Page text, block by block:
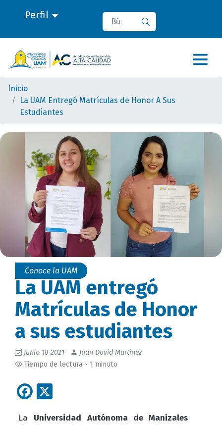
Perfil Buscar
Inicio
La UAM Entregó Matrículas de Honor A Sus
Estudiantes
Conoce la UAM
La UAM entregó
Matrículas de Honor
a sus estudiantes
Junio 18 2021
Juan David Martinez
Tiempo de lectura ~ 1 minuto
Facebook
La Universidad Autónoma de Manizales